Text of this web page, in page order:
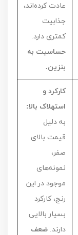
عادت کرده‌اند،
جذابیت
کمتری دارد.
حساسیت به
بنزین.
کارکرد و
استهلاک بالا:
به دلیل
قیمت بالای
صفر،
نمونه‌های
موجود در این
رنج، کارکرد
بسیار بالایی
دارند. ضعف